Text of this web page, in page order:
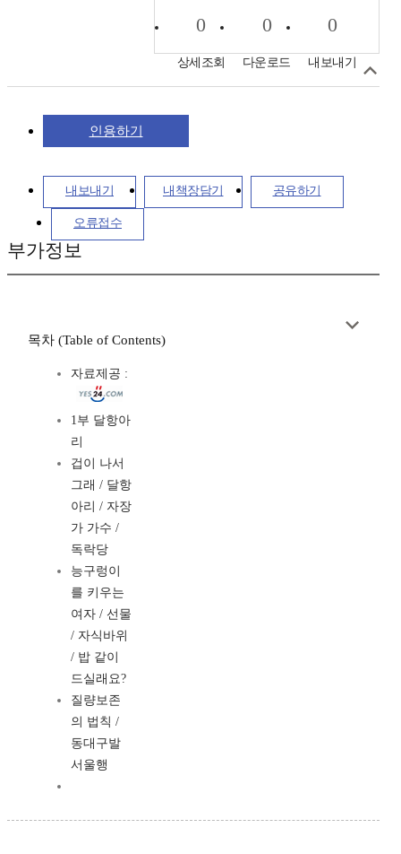
0
상세조회
0
다운로드
0
내보내기
인용하기
내보내기 내책장담기 공유하기
오류접수
부가정보
목차 (Table of Contents)
자료제공 :
1부 달항아
리
겁이 나서
그래 / 달항
아리 / 자장
가 가수 /
독락당
능구렁이
를 키우는
여자 / 선물
/ 자식바위
/ 밥 같이
드실래요?
질량보존
의 법칙 /
동대구발
서울행